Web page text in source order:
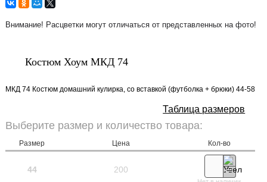
Внимание! Расцветки могут отличаться от представленных на фото!
Костюм Хоум МКД 74
МКД 74 Костюм домашний кулирка, со вставкой (футболка + брюки) 44-58
Таблица размеров
Выберите размер и количество товара:
Размер Цена Кол-во
44 200